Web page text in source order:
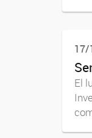
17/
El